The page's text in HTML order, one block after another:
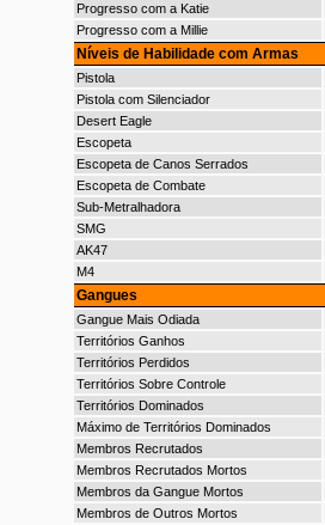
Progresso com a Katie
Progresso com a Millie
Níveis de Habilidade com Armas
Pistola
Pistola com Silenciador
Desert Eagle
Escopeta
Escopeta de Canos Serrados
Escopeta de Combate
Sub-Metralhadora
SMG
AK47
M4
Gangues
Gangue Mais Odiada
Territórios Ganhos
Territórios Perdidos
Territórios Sobre Controle
Territórios Dominados
Máximo de Territórios Dominados
Membros Recrutados
Membros Recrutados Mortos
Membros da Gangue Mortos
Membros de Outros Mortos